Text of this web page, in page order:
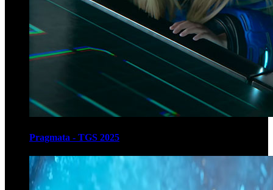
Pragmata - TGS 2025